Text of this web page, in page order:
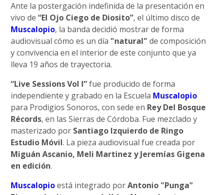
Ante la postergación indefinida de la presentación en
vivo de“El Ojo Ciego de Diosito”, el último disco de
Muscalopio, la banda decidió mostrar de forma
audiovisual cómo es un día "natural" de composición
y convivencia en el interior de este conjunto que ya
lleva 19 años de trayectoria.
“Live Sessions Vol I”fue producido de forma
independiente y grabado en la Escuela Muscalopio
para Prodigios Sonoros, con sede en Rey Del Bosque
Récords, en las Sierras de Córdoba. Fue mezclado y
masterizado por Santiago Izquierdo de Ringo
Estudio Móvil. La pieza audiovisual fue creada por
Miguán Ascanio, Meli Martinez y Jeremías Gigena
en edición.
Muscalopioestá integrado porAntonio "Punga"